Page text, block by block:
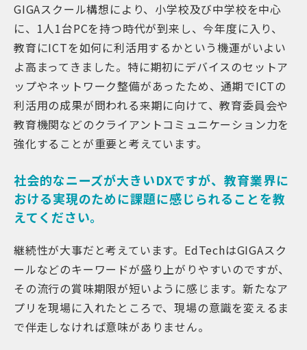
GIGAスクール構想により、小学校及び中学校を中心
に、1人1台PCを持つ時代が到来し、今年度に入り、
教育にICTを如何に利活用するかという機運がいよい
よ高まってきました。特に期初にデバイスのセットア
ップやネットワーク整備があったため、通期でICTの
利活用の成果が問われる来期に向けて、教育委員会や
教育機関などのクライアントコミュニケーション力を
強化することが重要と考えています。
社会的なニーズが大きいDXですが、教育業界に
おける実現のために課題に感じられることを教
えてください。
継続性が大事だと考えています。EdTechはGIGAスク
ールなどのキーワードが盛り上がりやすいのですが、
その流行の賞味期限が短いように感じます。新たなア
プリを現場に入れたところで、現場の意識を変えるま
で伴走しなければ意味がありません。